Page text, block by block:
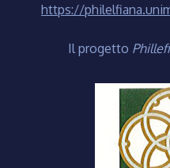
https://
Il progetto